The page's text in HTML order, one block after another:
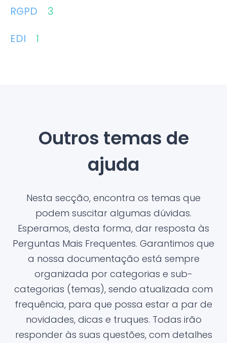
RGPD
3
EDI
1
Outros temas de
ajuda
Nesta secção, encontra os temas que
podem suscitar algumas dúvidas.
Esperamos, desta forma, dar resposta às
Perguntas Mais Frequentes. Garantimos que
a nossa documentação está sempre
organizada por categorias e sub-
categorias (temas), sendo atualizada com
frequência, para que possa estar a par de
novidades, dicas e truques. Todas irão
responder às suas questões, com detalhes